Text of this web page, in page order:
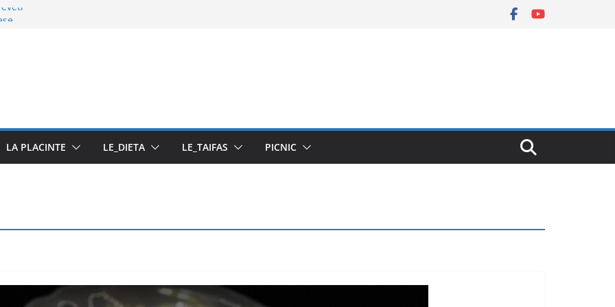
LA PLACINTE LE_DIETA LE_TAIFAS PICNIC